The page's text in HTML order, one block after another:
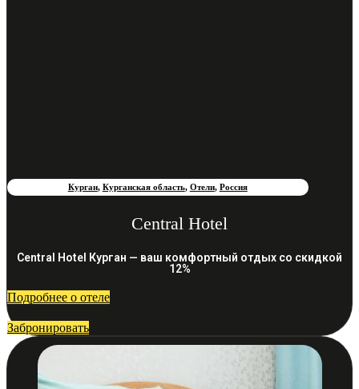
Курган, Курганская область, Отели, Россия
Central Hotel
Central Hotel Курган — ваш комфортный отдых со скидкой
12%
Подробнее о отеле
Забронировать